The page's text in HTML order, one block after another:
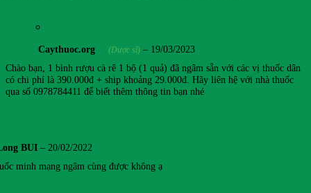
Caythuoc.org (Dược sĩ) – 19/03/2023
Chào bạn, 1 bình rượu cà rê 1 bộ (1 quả) đã ngâm sẵn với các vị thuốc dân
có chi phí là 390.000đ + ship khoảng 29.000đ. Hãy liên hệ với nhà thuốc
qua số 0978784411 để biết thêm thông tin bạn nhé
BUI – 20/02/2022
minh mạng ngâm cùng được không ạ